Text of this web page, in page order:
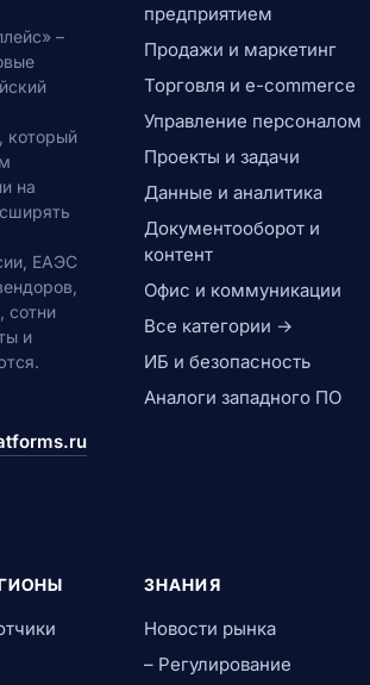
–
который
на
ЕАЭС
сотни
и
предприятием
Продажи и маркетинг
Торговля и e-commerce
Управление персоналом
Проекты и задачи
Данные и аналитика
Документооборот и
контент
Офис и коммуникации
Все категории →
ИБ и безопасность
Аналоги западного ПО
ЗНАНИЯ
Новости рынка
– Регулирование